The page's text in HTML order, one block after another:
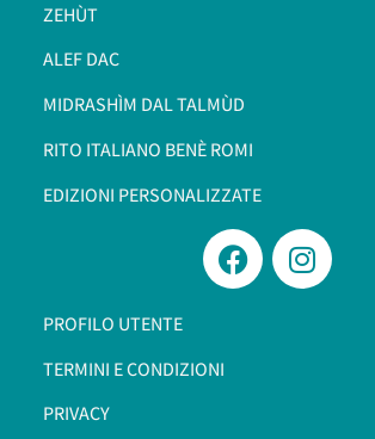
ZEHÙT
ALEF DAC
MIDRASHÌM DAL TALMÙD
RITO ITALIANO BENÈ ROMI​
EDIZIONI PERSONALIZZATE
PROFILO UTENTE
TERMINI E CONDIZIONI
PRIVACY